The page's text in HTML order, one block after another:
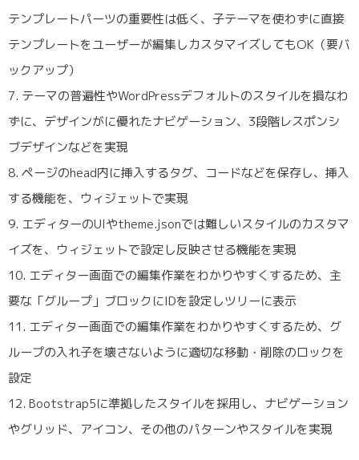
テンプレートパーツの重要性は低く、子テーマを使わずに直接
テンプレートをユーザーが編集しカスタマイズしてもOK（要バ
ックアップ）
7. テーマの普遍性やWordPressデフォルトのスタイルを損なわ
ずに、デザインがに優れたナビゲーション、3段階レスポンシ
ブデザインなどを実現
8. ページのhead内に挿入するタグ、コードなどを保存し、挿入
する機能を、ウィジェットで実現
9. エディターのUIやtheme.jsonでは難しいスタイルのカスタマ
イズを、ウィジェットで設定し反映させる機能を実現
10. エディター画面での編集作業をわかりやすくするため、主
要な「グループ」ブロックにIDを設定しツリーに表示
11. エディター画面での編集作業をわかりやすくするため、グ
ループの入れ子を壊さないように適切な移動・削除のロックを
設定
12. Bootstrap5に準拠したスタイルを採用し、ナビゲーション
やグリッド、アイコン、その他のパターンやスタイルを実現